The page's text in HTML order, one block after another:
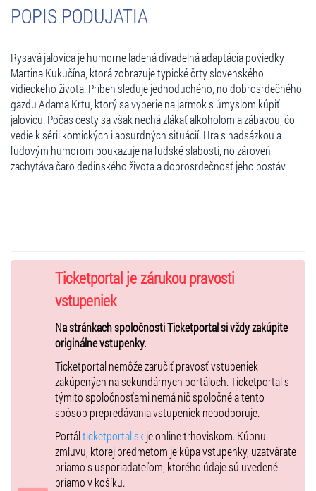
POPIS PODUJATIA
Rysavá jalovica je humorne ladená divadelná adaptácia poviedky
Martina Kukučína, ktorá zobrazuje typické črty slovenského
vidieckeho života. Príbeh sleduje jednoduchého, no dobrosrdečného
gazdu Adama Krtu, ktorý sa vyberie na jarmok s úmyslom kúpiť
jalovicu. Počas cesty sa však nechá zlákať alkoholom a zábavou, čo
vedie k sérii komických i absurdných situácií. Hra s nadsázkou a
ľudovým humorom poukazuje na ľudské slabosti, no zároveň
zachytáva čaro dedinského života a dobrosrdečnosť jeho postáv.
Ticketportal je zárukou pravosti
vstupeniek
Na stránkach spoločnosti Ticketportal si vždy zakúpite
originálne vstupenky.
Ticketportal nemôže zaručiť pravosť vstupeniek
zakúpených na sekundárnych portáloch. Ticketportal s
týmito spoločnosťami nemá nič spoločné a tento
spôsob prepredávania vstupeniek nepodporuje.
Portálticketportal.skje online trhoviskom. Kúpnu
zmluvu, ktorej predmetom je kúpa vstupenky, uzatvárate
priamo s usporiadateľom, ktorého údaje sú uvedené
priamo v košíku.